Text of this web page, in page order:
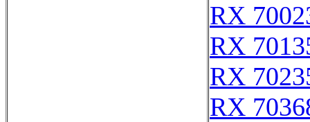
RX
RX
RX
RX